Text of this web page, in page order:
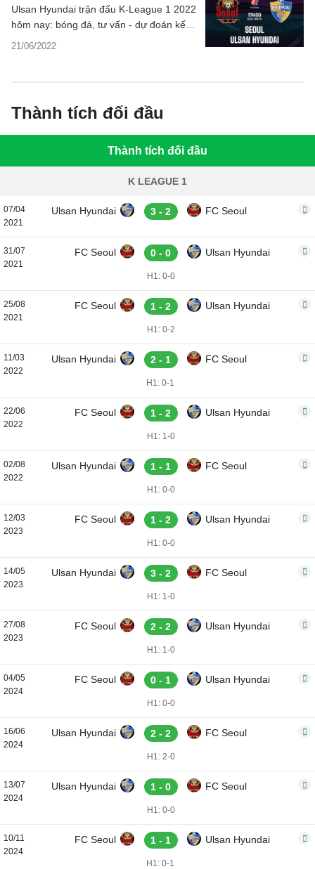
21/06/2022
Ulsan Hyundai trận đấu K-League 1 2022
hôm nay: bóng đá, tư vấn - dự đoán kết
quả, phân tích - thống kê tỷ lệ từ nguồn
Thành tích đối đầu
Thành tích đối đầu
K LEAGUE 1
07/04
2021
Ulsan Hyundai 3 - 2 FC Seoul
31/07
2021
FC Seoul 0 - 0 Ulsan Hyundai
H1: 0-0
25/08
2021
FC Seoul 1 - 2 Ulsan Hyundai
H1: 0-2
11/03
2022
Ulsan Hyundai 2 - 1 FC Seoul
H1: 0-1
22/06
2022
FC Seoul 1 - 2 Ulsan Hyundai
H1: 1-0
02/08
2022
Ulsan Hyundai 1 - 1 FC Seoul
H1: 0-0
12/03
2023
FC Seoul 1 - 2 Ulsan Hyundai
H1: 0-0
14/05
2023
Ulsan Hyundai 3 - 2 FC Seoul
H1: 1-0
27/08
2023
FC Seoul 2 - 2 Ulsan Hyundai
H1: 1-0
04/05
2024
FC Seoul 0 - 1 Ulsan Hyundai
H1: 0-0
16/06
2024
Ulsan Hyundai 2 - 2 FC Seoul
H1: 2-0
13/07
2024
Ulsan Hyundai 1 - 0 FC Seoul
H1: 0-0
10/11
2024
FC Seoul 1 - 1 Ulsan Hyundai
H1: 0-1